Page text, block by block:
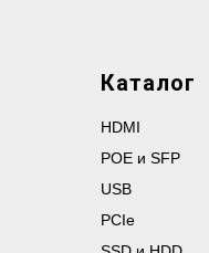
Каталог
HDMI
POE и SFP
USB
PCIe